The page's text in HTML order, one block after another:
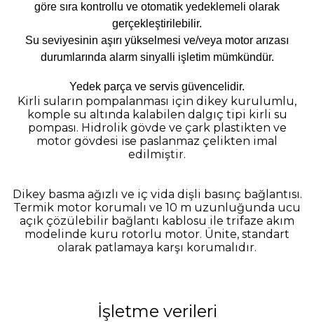
göre sıra kontrollu ve otomatik yedeklemeli olarak
gerçekleştirilebilir.
Su seviyesinin aşırı yükselmesi ve/veya motor arızası
durumlarında alarm sinyalli işletim mümkündür.
Yedek parça ve servis güvencelidir.
Kirli suların pompalanması için dikey kurulumlu,
komple su altında kalabilen dalgıç tipi kirli su
pompası. Hidrolik gövde ve çark plastikten ve
motor gövdesi ise paslanmaz çelikten imal
edilmiştir.
Dikey basma ağızlı ve iç vida dişli basınç bağlantısı.
Termik motor korumalı ve 10 m uzunluğunda ucu
açık çözülebilir bağlantı kablosu ile trifaze akım
modelinde kuru rotorlu motor. Ünite, standart
olarak patlamaya karşı korumalıdır.
İşletme verileri